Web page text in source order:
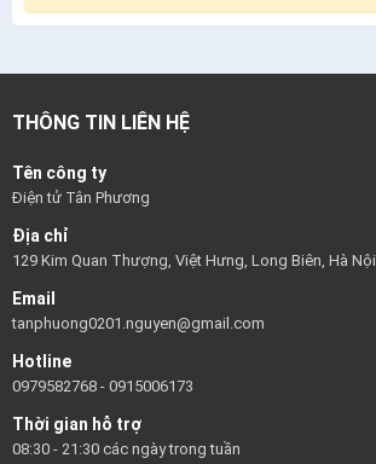
THÔNG TIN LIÊN HỆ
Tên công ty
Điện tử Tân Phương
Địa chỉ
129 Kim Quan Thượng, Việt Hưng, Long Biên, Hà Nội
Email
tanphuong0201.nguyen@gmail.com
Hotline
0979582768 - 0915006173
Thời gian hỗ trợ
08:30 - 21:30 các ngày trong tuần